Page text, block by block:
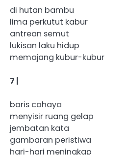
di hutan bambu
lima perkutut kabur
antrean semut
lukisan laku hidup
memajang kubur-kubur
7 |
baris cahaya
menyisir ruang gelap
jembatan kata
gambaran peristiwa
hari-hari meningkap